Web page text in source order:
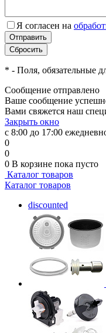
Я согласен на
* - Поля, обязательные
Сообщение отправлено
Ваше сообщение
Вами свяжется наш
Закрыть окно
с 8:00 до 17:00
0
0
0 В корзине пока пусто
Каталог товаров
Каталог товаров
discounted